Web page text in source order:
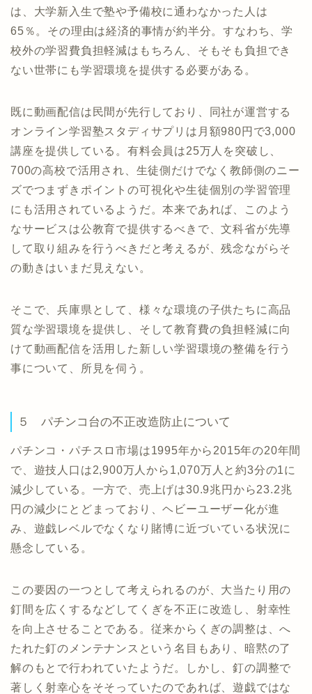
は、大学新入生で塾や予備校に通わなかった人は
65％。その理由は経済的事情が約半分。すなわち、学
校外の学習費負担軽減はもちろん、そもそも負担でき
ない世帯にも学習環境を提供する必要がある。
既に動画配信は民間が先行しており、同社が運営する
オンライン学習塾スタディサプリは月額980円で3,000
講座を提供している。有料会員は25万人を突破し、
700の高校で活用され、生徒側だけでなく教師側のニー
ズでつまずきポイントの可視化や生徒個別の学習管理
にも活用されているようだ。本来であれば、このよう
なサービスは公教育で提供するべきで、文科省が先導
して取り組みを行うべきだと考えるが、残念ながらそ
の動きはいまだ見えない。
そこで、兵庫県として、様々な環境の子供たちに高品
質な学習環境を提供し、そして教育費の負担軽減に向
けて動画配信を活用した新しい学習環境の整備を行う
事について、所見を伺う。
５ パチンコ台の不正改造防止について
パチンコ・パチスロ市場は1995年から2015年の20年間
で、遊技人口は2,900万人から1,070万人と約3分の1に
減少している。一方で、売上げは30.9兆円から23.2兆
円の減少にとどまっており、ヘビーユーザー化が進
み、遊戯レベルでなくなり賭博に近づいている状況に
懸念している。
この要因の一つとして考えられるのが、大当たり用の
釘間を広くするなどしてくぎを不正に改造し、射幸性
を向上させることである。従来からくぎの調整は、へ
たれた釘のメンテナンスという名目もあり、暗黙の了
解のもとで行われていたようだ。しかし、釘の調整で
著しく射幸心をそそっていたのであれば、遊戯ではな